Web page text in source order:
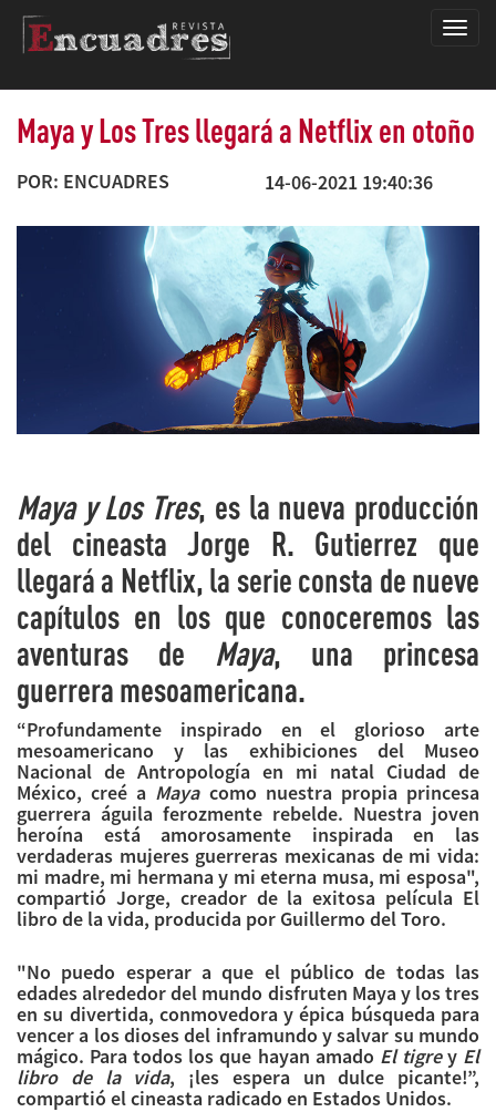
Maya y Los Tres llegará a Netflix en otoño
POR: ENCUADRES 14-06-2021 19:40:36
Maya y Los Tres, es la nueva producción
del cineasta Jorge R. Gutierrez que
llegará a Netflix, la serie consta de nueve
capítulos en los que conoceremos las
aventuras de Maya, una princesa
guerrera mesoamericana.
“Profundamente inspirado en el glorioso arte
mesoamericano y las exhibiciones del Museo
Nacional de Antropología en mi natal Ciudad de
México, creé a Mayacomo nuestra propia princesa
guerrera águila ferozmente rebelde. Nuestra joven
heroína está amorosamente inspirada en las
verdaderas mujeres guerreras mexicanas de mi vida:
mi madre, mi hermana y mi eterna musa, mi esposa",
compartió Jorge, creador de la exitosa película El
libro de la vida, producida por Guillermo del Toro.
"No puedo esperar a que el público de todas las
edades alrededor del mundo disfruten Maya y los tres
en su divertida, conmovedora y épica búsqueda para
vencer a los dioses del inframundo y salvar su mundo
mágico. Para todos los que hayan amado El tigrey El
libro de la vida, ¡les espera un dulce picante!”,
compartió el cineasta radicado en Estados Unidos.